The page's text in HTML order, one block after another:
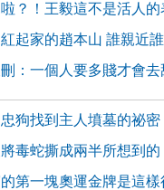
？！王毅這不是活人的
起家的趙本山 誰親近
：一個人要多賤才會去
狗找到主人墳墓的祕密
毒蛇撕成兩半所想到的
第一塊奧運金牌是這樣